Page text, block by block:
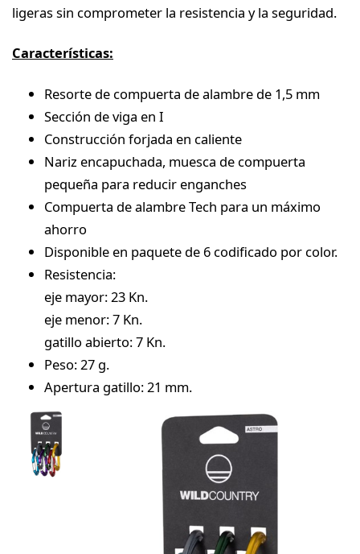
ligeras sin comprometer la resistencia y la seguridad.
Características:
Resorte de compuerta de alambre de 1,5 mm
Sección de viga en I
Construcción forjada en caliente
Nariz encapuchada, muesca de compuerta
pequeña para reducir enganches
Compuerta de alambre Tech para un máximo
ahorro
Disponible en paquete de 6 codificado por color.
Resistencia:
eje mayor: 23 Kn.
eje menor: 7 Kn.
gatillo abierto: 7 Kn.
Peso: 27 g.
Apertura gatillo: 21 mm.